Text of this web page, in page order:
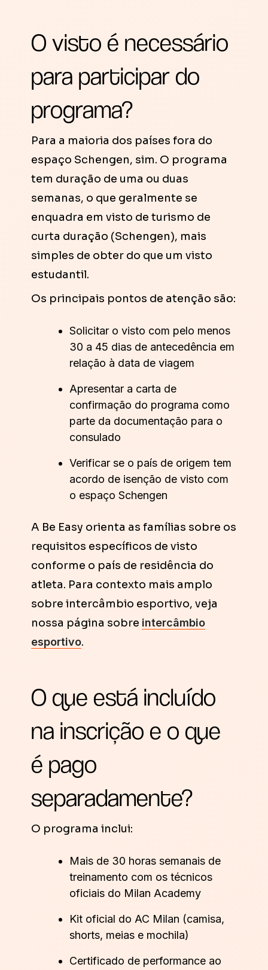
O visto é necessário
para participar do
programa?
Para a maioria dos países fora do
espaço Schengen, sim. O programa
tem duração de uma ou duas
semanas, o que geralmente se
enquadra em visto de turismo de
curta duração (Schengen), mais
simples de obter do que um visto
estudantil.
Os principais pontos de atenção são:
Solicitar o visto com pelo menos
30 a 45 dias de antecedência em
relação à data de viagem
Apresentar a carta de
confirmação do programa como
parte da documentação para o
consulado
Verificar se o país de origem tem
acordo de isenção de visto com
o espaço Schengen
A Be Easy orienta as famílias sobre os
requisitos específicos de visto
conforme o país de residência do
atleta. Para contexto mais amplo
sobre intercâmbio esportivo, veja
nossa página sobre intercâmbio
esportivo.
O que está incluído
na inscrição e o que
é pago
separadamente?
O programa inclui:
Mais de 30 horas semanais de
treinamento com os técnicos
oficiais do Milan Academy
Kit oficial do AC Milan (camisa,
shorts, meias e mochila)
Certificado de performance ao